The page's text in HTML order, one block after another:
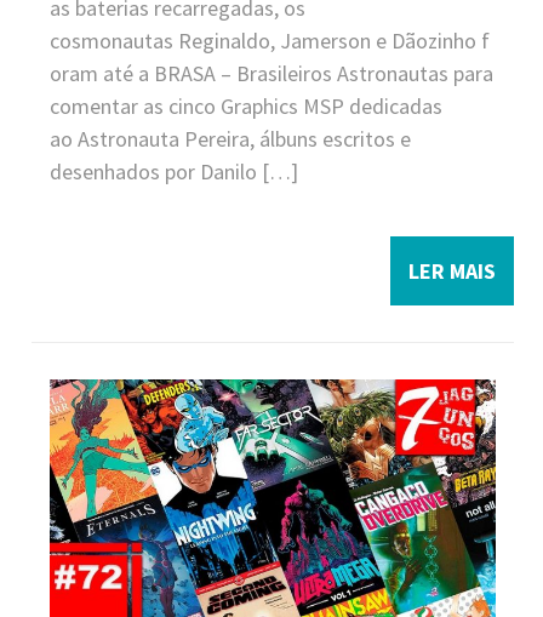
as baterias recarregadas, os
cosmonautas Reginaldo, Jamerson e Dãozinho f
oram até a BRASA – Brasileiros Astronautas para
comentar as cinco Graphics MSP dedicadas
ao Astronauta Pereira, álbuns escritos e
desenhados por Danilo […]
LER MAIS